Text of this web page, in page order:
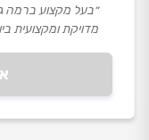
״בעל מקצוע ברמה
מדויקת ומקצועית